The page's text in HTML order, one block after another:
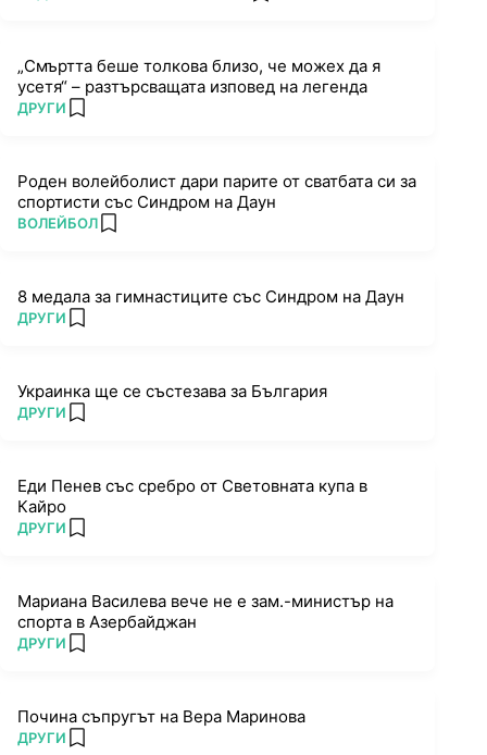
„Смъртта беше толкова близо, че можех да я
усетя“ – разтърсващата изповед на легенда
ПОВЕЧЕ ОТ
ДРУГИ add favorites
Роден волейболист дари парите от сватбата си за
спортисти със Синдром на Даун
ПОВЕЧЕ ОТ
ВОЛЕЙБОЛ add favorites
8 медала за гимнастиците със Синдром на Даун
ПОВЕЧЕ ОТ
ДРУГИ add favorites
Украинка ще се състезава за България
ПОВЕЧЕ ОТ
ДРУГИ add favorites
Еди Пенев със сребро от Световната купа в
Кайро
ПОВЕЧЕ ОТ
ДРУГИ add favorites
Мариана Василева вече не е зам.-министър на
спорта в Азербайджан
ПОВЕЧЕ ОТ
ДРУГИ add favorites
Почина съпругът на Вера Маринова
ПОВЕЧЕ ОТ
ДРУГИ add favorites